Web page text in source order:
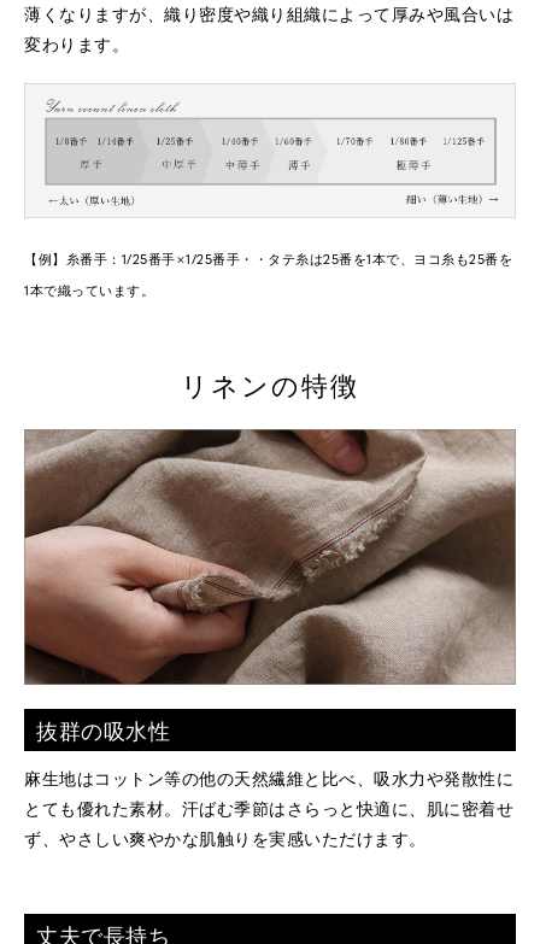
薄くなりますが、織り密度や織り組織によって厚みや風合いは
変わります。
【例】糸番手：1/25番手×1/25番手・・タテ糸は25番を1本で、ヨコ糸も25番を
1本で織っています。
リネンの特徴
抜群の吸水性
麻生地はコットン等の他の天然繊維と比べ、吸水力や発散性に
とても優れた素材。汗ばむ季節はさらっと快適に、肌に密着せ
ず、やさしい爽やかな肌触りを実感いただけます。
丈夫で長持ち